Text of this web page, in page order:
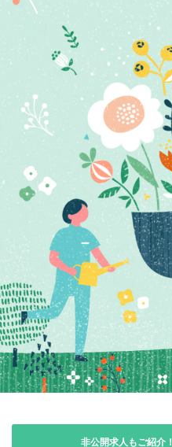
非公開求人もご紹介！